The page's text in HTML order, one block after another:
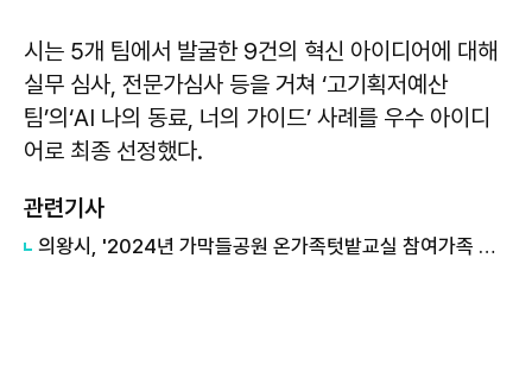
시는 5개 팀에서 발굴한 9건의 혁신 아이디어에 대해
실무 심사, 전문가심사 등을 거쳐 ‘고기획저예산
팀’의‘AI 나의 동료, 너의 가이드’ 사례를 우수 아이디
어로 최종 선정했다.
관련기사
의왕시, '2024년 가막들공원 온가족텃밭교실 참여가족 뽑아요'